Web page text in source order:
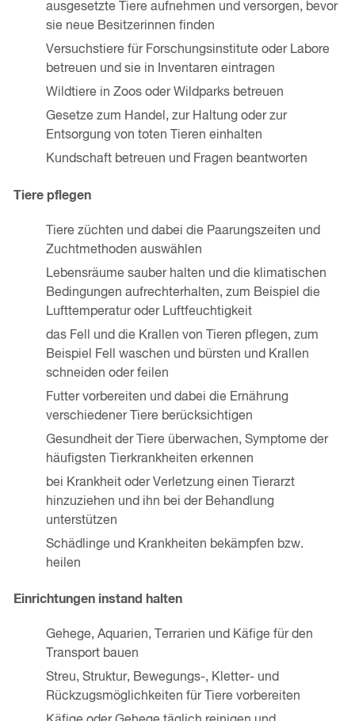
ausgesetzte Tiere aufnehmen und versorgen, bevor
sie neue Besitzerinnen finden
Versuchstiere für Forschungsinstitute oder Labore
betreuen und sie in Inventaren eintragen
Wildtiere in Zoos oder Wildparks betreuen
Gesetze zum Handel, zur Haltung oder zur
Entsorgung von toten Tieren einhalten
Kundschaft betreuen und Fragen beantworten
Tiere pflegen
Tiere züchten und dabei die Paarungszeiten und
Zuchtmethoden auswählen
Lebensräume sauber halten und die klimatischen
Bedingungen aufrechterhalten, zum Beispiel die
Lufttemperatur oder Luftfeuchtigkeit
das Fell und die Krallen von Tieren pflegen, zum
Beispiel Fell waschen und bürsten und Krallen
schneiden oder feilen
Futter vorbereiten und dabei die Ernährung
verschiedener Tiere berücksichtigen
Gesundheit der Tiere überwachen, Symptome der
häufigsten Tierkrankheiten erkennen
bei Krankheit oder Verletzung einen Tierarzt
hinzuziehen und ihn bei der Behandlung
unterstützen
Schädlinge und Krankheiten bekämpfen bzw.
heilen
Einrichtungen instand halten
Gehege, Aquarien, Terrarien und Käfige für den
Transport bauen
Streu, Struktur, Bewegungs-, Kletter- und
Rückzugsmöglichkeiten für Tiere vorbereiten